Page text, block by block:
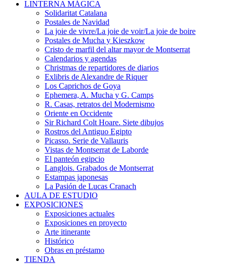
LINTERNA MÁGICA
Solidaritat Catalana
Postales de Navidad
La joie de vivre/La joie de voir/La joie de boire
Postales de Mucha y Kieszkow
Cristo de marfil del altar mayor de Montserrat
Calendarios y agendas
Christmas de repartidores de diarios
Exlibris de Alexandre de Riquer
Los Caprichos de Goya
Ephemera, A. Mucha y G. Camps
R. Casas, retratos del Modernismo
Oriente en Occidente
Sir Richard Colt Hoare. Siete dibujos
Rostros del Antiguo Egipto
Picasso. Serie de Vallauris
Vistas de Montserrat de Laborde
El panteón egipcio
Langlois. Grabados de Montserrat
Estampas japonesas
La Pasión de Lucas Cranach
AULA DE ESTUDIO
EXPOSICIONES
Exposiciones actuales
Exposiciones en proyecto
Arte itinerante
Histórico
Obras en préstamo
TIENDA